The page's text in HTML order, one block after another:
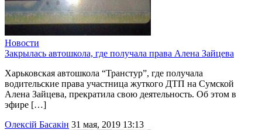
Новости
Закрылась автошкола, где получала права Алена Зайцева
Харьковская автошкола “Транстур”, где получала
водительские права участница жуткого ДТП на Сумской
Алена Зайцева, прекратила свою деятельность. Об этом в
эфире […]
Олексій Басакін 31 мая, 2019 13:13